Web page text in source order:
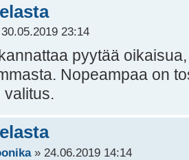
23:14
pyytää
Nopeampaa on
valitus.
» 24.06.2019 14:14